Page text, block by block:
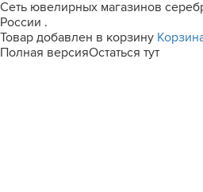
Сеть ювелирных магазинов
России .
Товар добавлен в корзину
Полная версияОстаться тут